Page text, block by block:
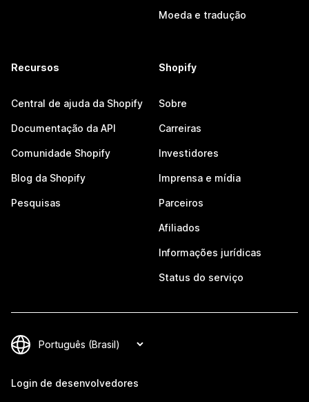
Moeda e tradução
Recursos
Central de ajuda da Shopify
Documentação da API
Comunidade Shopify
Blog da Shopify
Pesquisas
Shopify
Sobre
Carreiras
Investidores
Imprensa e mídia
Parceiros
Afiliados
Informações jurídicas
Status do serviço
Login de desenvolvedores